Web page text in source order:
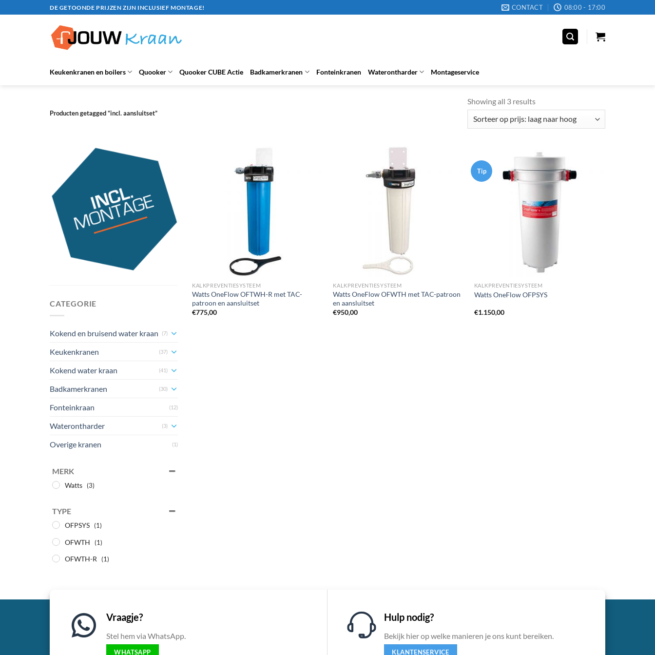
naar
DE GETOONDE PRIJZEN ZIJN INCLUSIEF MONTAGE! CONTACT 08:00 - 17:00
Keukenkranen en boilers Quooker Quooker CUBE Actie Badkamerkranen Fonteinkranen Waterontharder Montageservice
Producten getagged “incl. aansluitset”
Showing all 3 results
CATEGORIE
Kokend en bruisend water kraan (7)
Keukenkranen (37)
Kokend water kraan (41)
Badkamerkranen (30)
Fonteinkraan (12)
Waterontharder (3)
Overige kranen (1)
MERK
Watts (3)
TYPE
OFPSYS (1)
OFWTH (1)
OFWTH-R (1)
KALKPREVENTIESYSTEEM
Watts OneFlow OFTWH-R met TAC-
patroon en aansluitset
€775,00
KALKPREVENTIESYSTEEM
Watts OneFlow OFWTH met TAC-patroon
en aansluitset
€950,00
Tip
KALKPREVENTIESYSTEEM
Watts OneFlow OFPSYS
€1.150,00
Vraagje?
Stel hem via WhatsApp.
WHATSAPP
Hulp nodig?
Bekijk hier op welke manieren je ons kunt bereiken.
KLANTENSERVICE